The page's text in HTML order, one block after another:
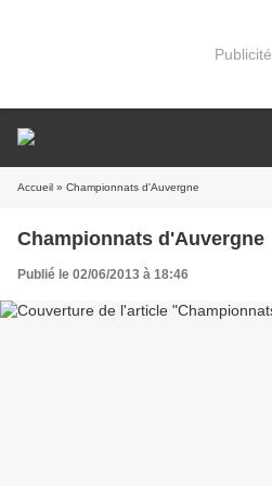
Publicité
Accueil » Championnats d'Auvergne
Championnats d'Auvergne
Publié le 02/06/2013 à 18:46